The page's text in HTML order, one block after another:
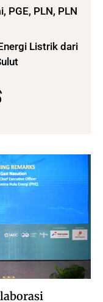
, PGE, PLN, PLN
Listrik dari